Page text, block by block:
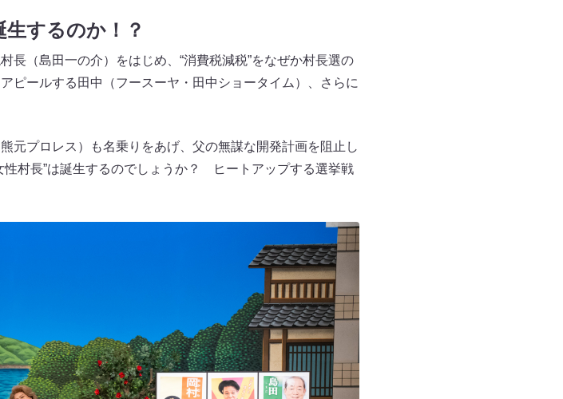
するのか！？
長（島田一の介）をはじめ、“消費税減税”をなぜか村長選の
ピールする田中（フースーヤ・田中ショータイム）、さらに
元プロレス）も名乗りをあげ、父の無謀な開発計画を阻止し
性村長”は誕生するのでしょうか？ ヒートアップする選挙戦